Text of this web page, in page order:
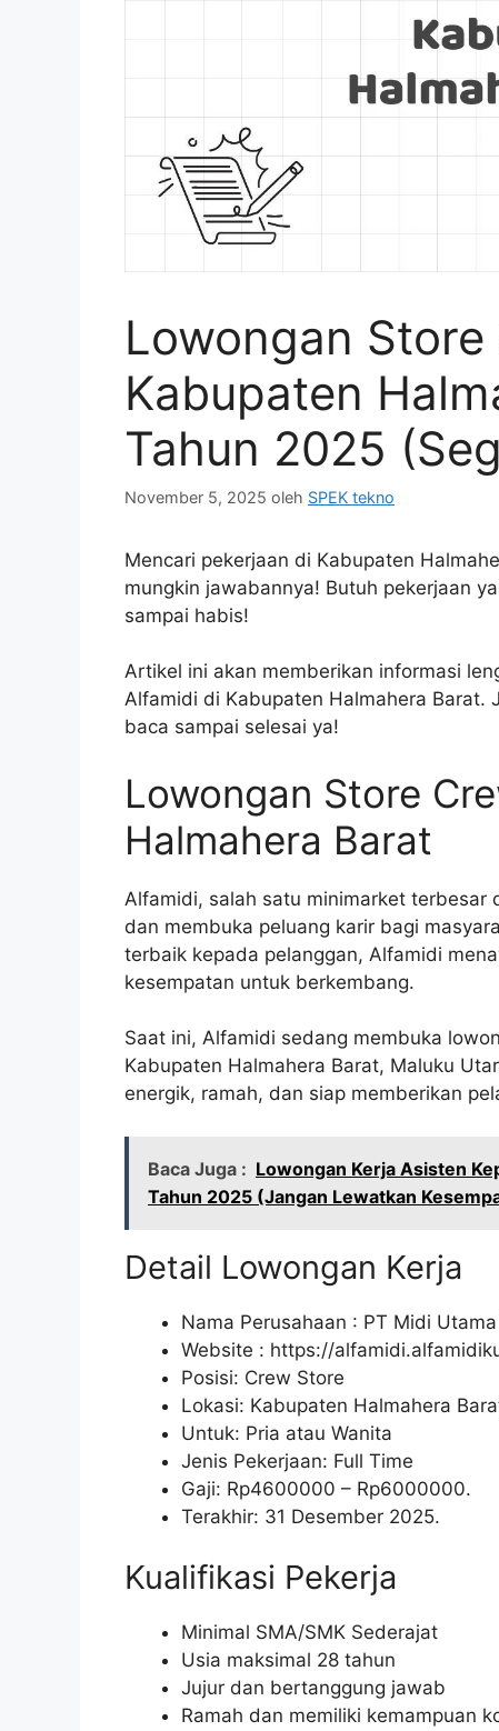
Lowongan
Kabupaten
Tahun 2025
November 5, 2025 oleh SPEK tekno
Mencari pekerjaan di Kabupaten
mungkin jawabannya! Butuh pekerjaan
sampai habis!
Artikel ini akan memberikan informasi
Alfamidi di Kabupaten Halmahera Barat.
baca sampai selesai ya!
Lowongan Store
Halmahera Barat
Alfamidi, salah satu minimarket terbesar
dan membuka peluang karir bagi
terbaik kepada pelanggan, Alfamidi
kesempatan untuk berkembang.
Saat ini, Alfamidi sedang membuka
Kabupaten Halmahera Barat, Maluku
energik, ramah, dan siap memberikan
Baca Juga : Lowongan Kerja Asisten
Tahun 2025 (Jangan Lewatkan
Detail Lowongan Kerja
Nama Perusahaan : PT Midi
Website : https://
Posisi: Crew Store
Lokasi: Kabupaten Halmahera
Untuk: Pria atau Wanita
Jenis Pekerjaan: Full Time
Gaji: Rp4600000 – Rp6000000.
Terakhir: 31 Desember 2025.
Kualifikasi Pekerja
Minimal SMA/SMK Sederajat
Usia maksimal 28 tahun
Jujur dan bertanggung jawab
Ramah dan memiliki kemampuan